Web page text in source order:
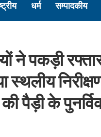
धर्म सम्पादकीय
ने पकड़ी
पैड़ी के